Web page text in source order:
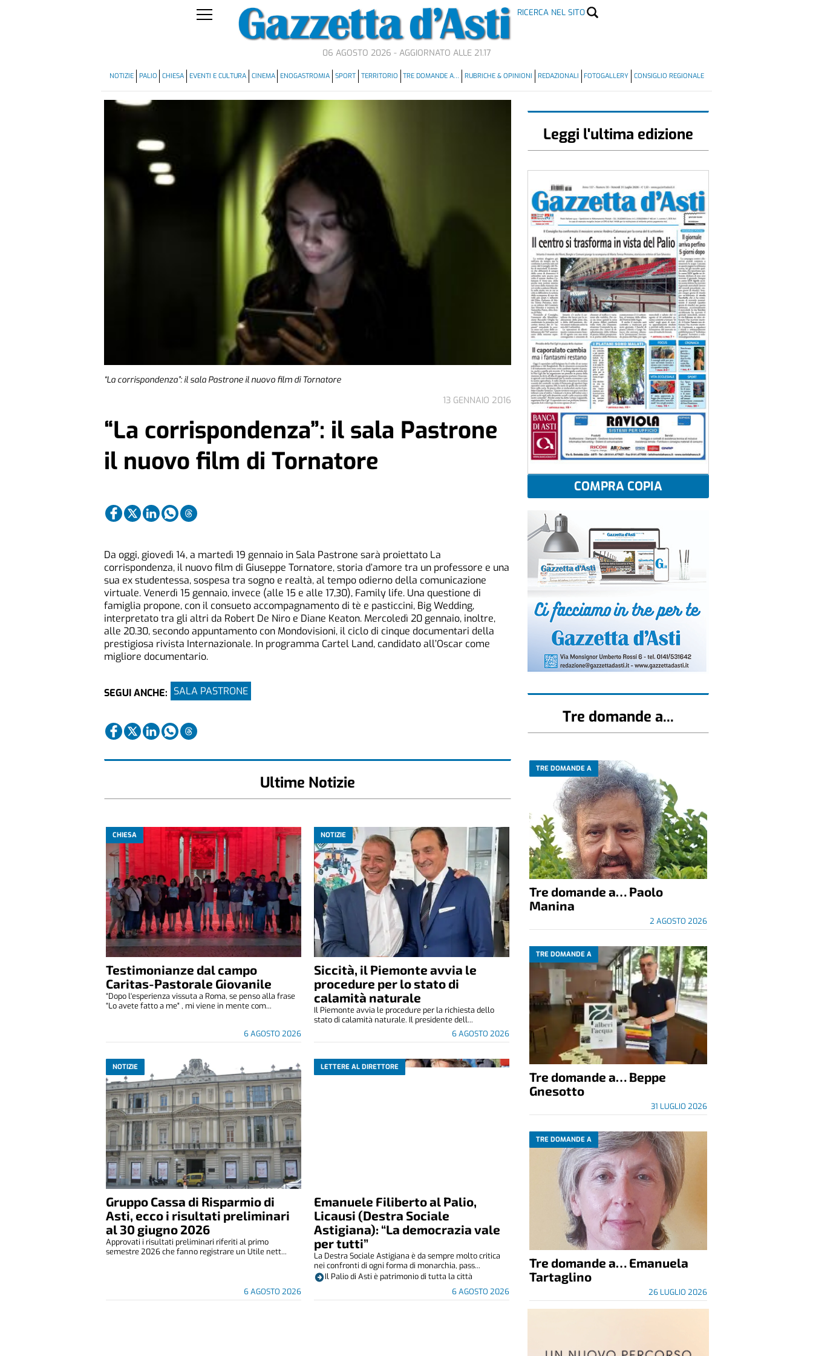
RICERCA NEL SITO
06 AGOSTO 2026 - AGGIORNATO ALLE 21.17
NOTIZIE PALIO CHIESA EVENTI E CULTURA CINEMA ENOGASTROMIA SPORT TERRITORIO TRE DOMANDE A… RUBRICHE & OPINIONI REDAZIONALI FOTOGALLERY CONSIGLIO REGIONALE
“La corrispondenza”: il sala Pastrone il nuovo film di Tornatore
13 GENNAIO 2016
“La corrispondenza”: il sala Pastrone
il nuovo film di Tornatore
Da oggi, giovedì 14, a martedì 19 gennaio in Sala Pastrone sarà proiettato La
corrispondenza, il nuovo film di Giuseppe Tornatore, storia d’amore tra un professore e una
sua ex studentessa, sospesa tra sogno e realtà, al tempo odierno della comunicazione
virtuale. Venerdì 15 gennaio, invece (alle 15 e alle 17,30), Family life. Una questione di
famiglia propone, con il consueto accompagnamento di tè e pasticcini, Big Wedding,
interpretato tra gli altri da Robert De Niro e Diane Keaton. Mercoledì 20 gennaio, inoltre,
alle 20.30, secondo appuntamento con Mondovisioni, il ciclo di cinque documentari della
prestigiosa rivista Internazionale. In programma Cartel Land, candidato all’Oscar come
migliore documentario.
SEGUI ANCHE: SALA PASTRONE
Ultime Notizie
CHIESA
Testimonianze dal campo
Caritas-Pastorale Giovanile
6 AGOSTO 2026
“Dopo l'esperienza vissuta a Roma, se penso alla frase
“Lo avete fatto a me" , mi viene in mente com...
NOTIZIE
Siccità, il Piemonte avvia le
procedure per lo stato di
calamità naturale
6 AGOSTO 2026
Il Piemonte avvia le procedure per la richiesta dello
stato di calamità naturale. Il presidente dell...
NOTIZIE
Gruppo Cassa di Risparmio di
Asti, ecco i risultati preliminari
al 30 giugno 2026
6 AGOSTO 2026
Approvati i risultati preliminari riferiti al primo
semestre 2026 che fanno registrare un Utile nett...
LETTERE AL DIRETTORE
Emanuele Filiberto al Palio,
Licausi (Destra Sociale
Astigiana): “La democrazia vale
per tutti”
6 AGOSTO 2026
La Destra Sociale Astigiana è da sempre molto critica
nei confronti di ogni forma di monarchia, pass...
Il Palio di Asti è patrimonio di tutta la città
Leggi l'ultima edizione
COMPRA COPIA
Tre domande a...
TRE DOMANDE A
Tre domande a… Paolo
Manina
2 AGOSTO 2026
TRE DOMANDE A
Tre domande a… Beppe
Gnesotto
31 LUGLIO 2026
TRE DOMANDE A
Tre domande a… Emanuela
Tartaglino
26 LUGLIO 2026